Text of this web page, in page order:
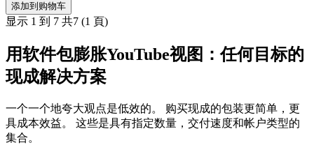
添加到购物车
显示 1 到 7 共7 (1 頁)
用软件包膨胀YouTube视图：任何目标的
现成解决方案
一个一个地夸大观点是低效的。 购买现成的包装更简单，更
具成本效益。 这些是具有指定数量，交付速度和帐户类型的
集合。